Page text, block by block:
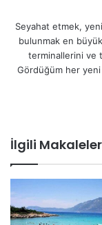
Seyahat etmek,
bulunmak en
terminallerini ve
Gördüğüm her
İlgili Makaleler